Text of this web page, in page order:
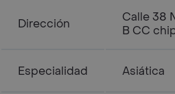
Dirección
Calle 38
B CC
Especialidad Asiática